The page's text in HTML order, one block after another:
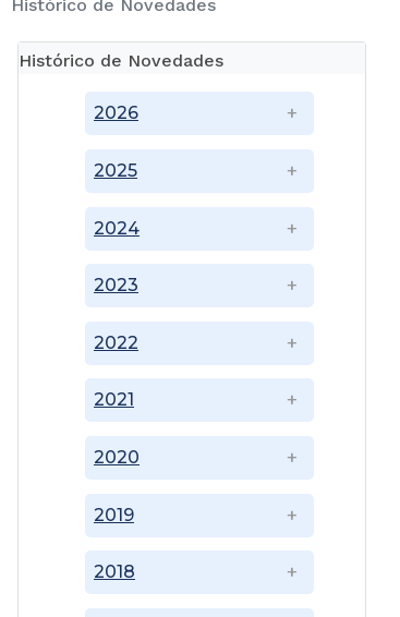
Histórico de Novedades
Histórico de Novedades
2018
2019
2020
2021
2022
2023
2024
2025
2026